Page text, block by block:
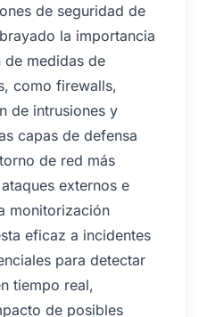
de seguridad de
la importancia
de medidas de
como firewalls,
de intrusiones y
capas de defensa
de red más
externos e
monitorización
eficaz a incidentes
para detectar
tiempo real,
de posibles